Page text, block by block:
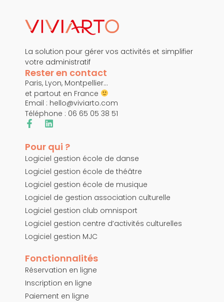
La solution pour gérer vos activités et simplifier
votre administratif
Rester en contact
Paris, Lyon, Montpellier…
et partout en France
Email : hello@viviarto.com
Téléphone : 06 65 05 38 51
Pour qui ?
Logiciel gestion école de danse
Logiciel gestion école de théâtre
Logiciel gestion école de musique
Logiciel de gestion association culturelle
Logiciel gestion club omnisport
Logiciel gestion centre d’activités culturelles
Logiciel gestion MJC
Fonctionnalités
Réservation en ligne
Inscription en ligne
Paiement en ligne